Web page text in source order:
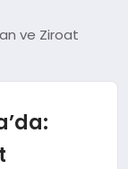
ve Ziroat